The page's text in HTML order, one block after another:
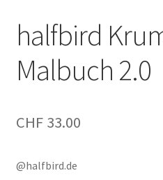
halfbird
Malbuch 2.0
CHF33.00
@halfbird.de